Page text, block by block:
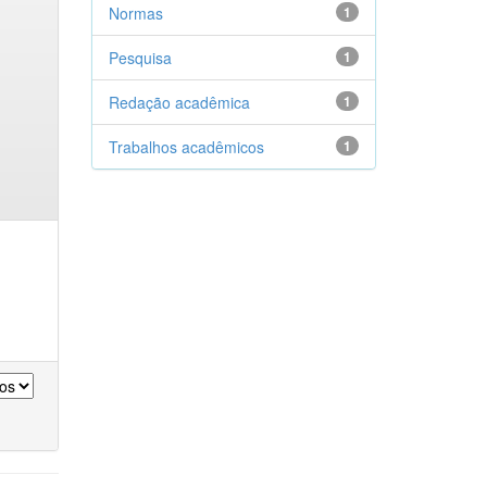
1
Normas
1
Pesquisa
1
Redação acadêmica
1
Trabalhos acadêmicos